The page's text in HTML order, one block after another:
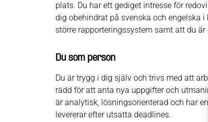
plats. Du har ett gediget intresse för
dig obehindrat på svenska och engelska
större rapporteringssystem samt att du är
Du som person
Du är trygg i dig själv och trivs med att
rädd för att anta nya uppgifter och
är analytisk, lösningsorienterad och har
levererar efter utsatta deadlines.